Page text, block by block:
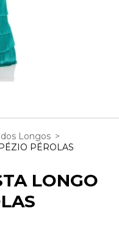
Longos >
PÉROLAS
LONGO